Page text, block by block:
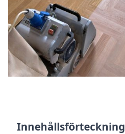
Innehållsförteckning